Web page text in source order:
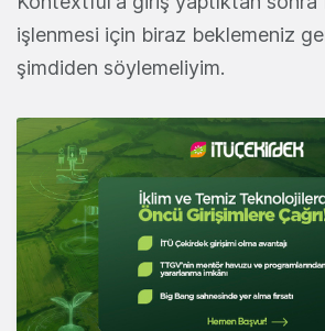
işlenmesi için biraz beklemeniz
şimdiden söylemeliyim.